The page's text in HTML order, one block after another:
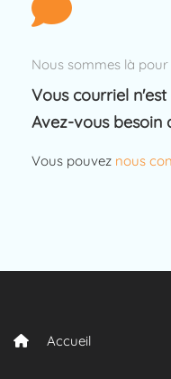
Nous sommes là
Vous courriel
Avez-vous besoin
Vous pouvez nous
Accueil